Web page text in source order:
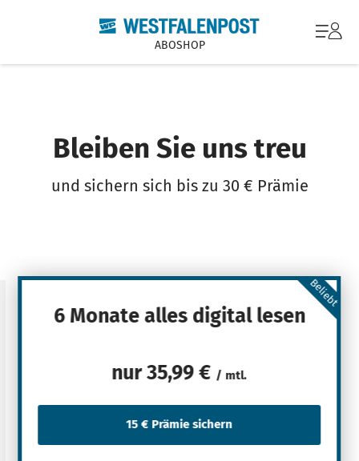
ABOSHOP
Bleiben Sie uns treu
und sichern sich bis zu 30 € Prämie
Beliebt
6 Monate alles digital lesen
nur35,99 € / mtl.